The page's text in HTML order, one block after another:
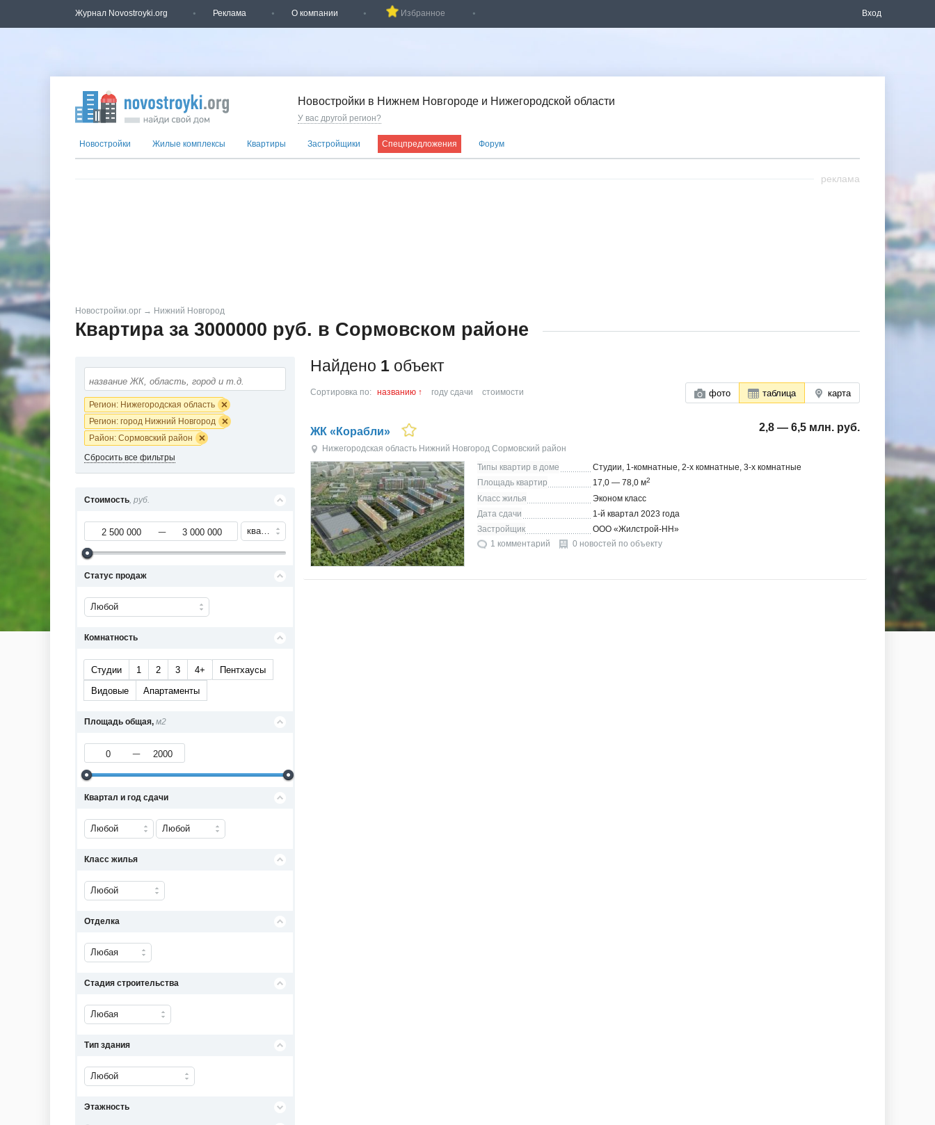
Журнал Novostroyki.org Реклама О компании Избранное Вход
Новостройки в Нижнем Новгороде и Нижегородской области
У вас другой регион?
Новостройки Жилые комплексы Квартиры Застройщики Спецпредложения Форум
реклама
Новостройки.орг → Нижний Новгород
Квартира за 3000000 руб. в Сормовском районе
Регион: Нижегородская область
Регион: город Нижний Новгород
Район: Сормовский район
Сбросить все фильтры
Стоимость, руб.
квартиру
Статус продаж
Любой
Комнатность
Студии 1 2 3 4+
Пентхаусы
Видовые
Апартаменты
Площадь общая,м2
Квартал и год сдачи
Любой Любой
Класс жилья
Любой
Отделка
Любая
Стадия строительства
Любая
Тип здания
Любой
Этажность
Найдено 1 объект
Сортировка по: названию ↑ году сдачи стоимости фото таблица карта
2,8 — 6,5 млн. руб.
ЖК «Корабли»
Нижегородская область Нижний Новгород Сормовский район
Типы квартир в доме
Студии, 1-комнатные, 2-х комнатные, 3-х комнатные
Площадь квартир
17,0 — 78,0 м2
Класс жилья
Эконом класс
Дата сдачи
1-й квартал 2023 года
Застройщик
ООО «Жилстрой-НН»
1 комментарий
0 новостей по объекту